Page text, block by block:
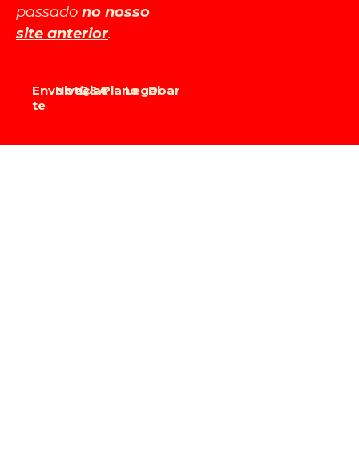
passado no nosso
site anterior.
Envolve-
te
Notícias
Q&APlanoLegalDoar